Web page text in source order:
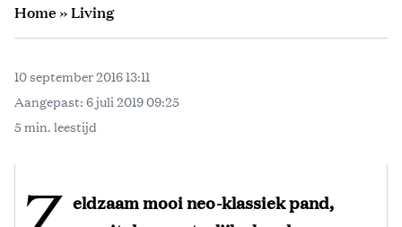
Home»Living
10 september 2016 13:11
Aangepast: 6 juli 2019 09:25
5 min. leestijd
eldzaam mooi neo-klassiek pand,